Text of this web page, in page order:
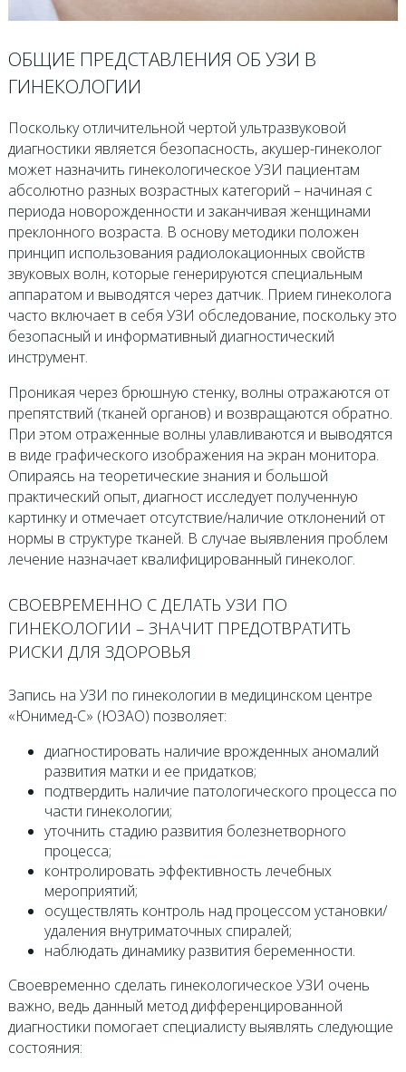
ОБЩИЕ ПРЕДСТАВЛЕНИЯ ОБ УЗИ В
ГИНЕКОЛОГИИ
Поскольку отличительной чертой ультразвуковой
диагностики является безопасность, акушер-гинеколог
может назначить гинекологическое УЗИ пациентам
абсолютно разных возрастных категорий – начиная с
периода новорожденности и заканчивая женщинами
преклонного возраста. В основу методики положен
принцип использования радиолокационных свойств
звуковых волн, которые генерируются специальным
аппаратом и выводятся через датчик. Прием гинеколога
часто включает в себя УЗИ обследование, поскольку это
безопасный и информативный диагностический
инструмент.
Проникая через брюшную стенку, волны отражаются от
препятствий (тканей органов) и возвращаются обратно.
При этом отраженные волны улавливаются и выводятся
в виде графического изображения на экран монитора.
Опираясь на теоретические знания и большой
практический опыт, диагност исследует полученную
картинку и отмечает отсутствие/наличие отклонений от
нормы в структуре тканей. В случае выявления проблем
лечение назначает квалифицированный гинеколог.
СВОЕВРЕМЕННО С ДЕЛАТЬ УЗИ ПО
ГИНЕКОЛОГИИ – ЗНАЧИТ ПРЕДОТВРАТИТЬ
РИСКИ ДЛЯ ЗДОРОВЬЯ
Запись на УЗИ по гинекологии в медицинском центре
«Юнимед-С» (ЮЗАО) позволяет:
диагностировать наличие врожденных аномалий
развития матки и ее придатков;
подтвердить наличие патологического процесса по
части гинекологии;
уточнить стадию развития болезнетворного
процесса;
контролировать эффективность лечебных
мероприятий;
осуществлять контроль над процессом установки/
удаления внутриматочных спиралей;
наблюдать динамику развития беременности.
Своевременно сделать гинекологическое УЗИ очень
важно, ведь данный метод дифференцированной
диагностики помогает специалисту выявлять следующие
состояния: